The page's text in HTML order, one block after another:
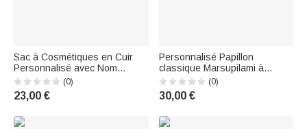
Sac à Cosmétiques en Cuir
Personnalisé avec Nom
Personnage Cartoon et Fleur
Accessoire de Voyage Cadeau
Anniversaire Mariage pour
(0)
23,00 €
Personnalisé Papillon
classique Marsupilami à
longue queue Sac cosmétique
avec nom Utilisation
quotidienne Anniversaire Noël
Marsupilami®
(0)
30,00 €